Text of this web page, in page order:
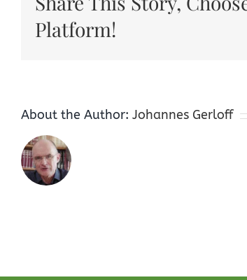
Platform!
About the Author: Johannes Gerloff